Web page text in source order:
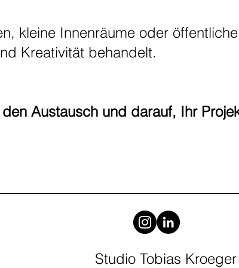
kleine Innenräume oder
Kreativität behandelt.
Austausch und darauf, Ihr
Studio Tobias Kroeger